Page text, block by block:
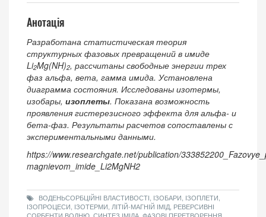
Анотація
Разработана статистическая теория
структурных фазовых превращений в имиде
Li2Mg(NH)2, рассчитаны свободные энергии трех
фаз альфа, вета, гамма имида. Установлена
диаграмма состояния. Исследованы изотермы,
изобары, изоплеты. Показана возможность
проявления гистерезисного эффекта для альфа- и
бета-фаз. Результаты расчетов сопоставлены с
экспериментальными данными.
https://www.researchgate.net/publication/
magnievom_imide_Li2MgNH2
ВОДЕНЬСОРБЦІЙНІ ВЛАСТИВОСТІ, ІЗОБАРИ, ІЗОПЛЕТИ,
ІЗОПРОЦЕСИ, ІЗОТЕРМИ, ЛІТІЙ-МАГНІЙ ІМІД, РЕВЕРСИВНІ
СОРБЕНТИ ВОДНЮ, СИНТЕЗ ІМІДА, ФАЗОВІ ПЕРЕТВОРЕННЯ